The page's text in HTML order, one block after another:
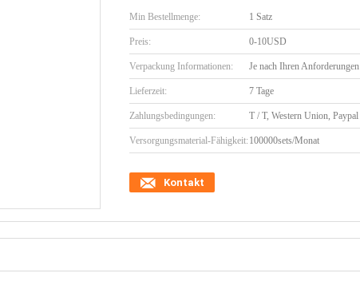
Min Bestellmenge: 1 Satz
Preis: 0-10USD
Verpackung Informationen: Je nach Ihren Anforderungen
Lieferzeit: 7 Tage
Zahlungsbedingungen: T / T, Western Union, Paypal
Versorgungsmaterial-Fähigkeit: 100000sets/Monat
Kontakt